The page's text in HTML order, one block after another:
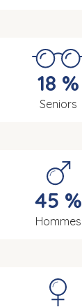
18 %
Seniors
45 %
Hommes